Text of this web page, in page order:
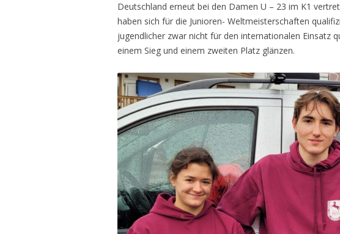
Deutschland erneut bei den Damen U – 23 im K1
haben sich für die Junioren- Weltmeisterschaften
jugendlicher zwar nicht für den internationalen Einsatz
einem Sieg und einem zweiten Platz glänzen.